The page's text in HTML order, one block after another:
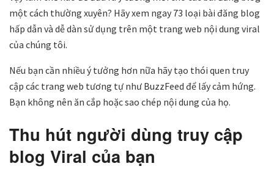
một cách thường xuyên? Hãy xem ngay 73 loại bài đăng blog
hấp dẫn và dễ dàn sử dụng trên một trang web nội dung viral
của chúng tôi.
Nếu bạn cần nhiều ý tưởng hơn nữa hãy tạo thói quen truy
cập các trang web tương tự như BuzzFeed để lấy cảm hứng.
Bạn không nên ăn cắp hoặc sao chép nội dung của họ.
Thu hút người dùng truy cập
blog Viral của bạn